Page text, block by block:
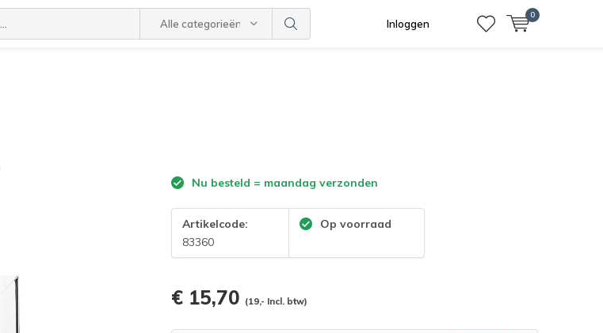
Alle categorieën Inloggen
0
Nu besteld = maandag verzonden
Artikelcode:
83360
Op voorraad
€ 15,70 (19,- Incl. btw)